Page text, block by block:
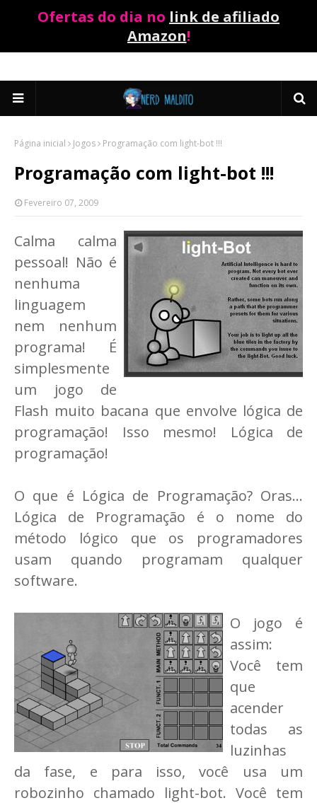
Ofertas do dia no link de afiliado
Amazon!
Página inicial Jogos Programação com light-bot !!!
Programação com light-bot !!!
Fevereiro 07, 2009
Calma calma
pessoal! Não é
nenhuma
linguagem
nem nenhum
programa! É
simplesmente
um jogo de
Flash muito bacana que envolve lógica de
programação! Isso mesmo! Lógica de
programação!
O que é Lógica de Programação? Oras...
Lógica de Programação é o nome do
método lógico que os programadores
usam quando programam qualquer
software.
O jogo é
assim:
Você tem
que
acender
todas as
luzinhas
da fase, e para isso, você usa um
robozinho chamado light-bot. Você tem